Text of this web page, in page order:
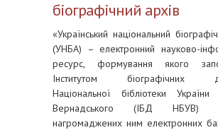
біографічний архів
«Український національний
(УНБА) – електронний науково-
ресурс, формування якого
Інститутом біографічних
Національної бібліотеки
Вернадського (ІБД НБУВ)
нагромаджених ним електронних